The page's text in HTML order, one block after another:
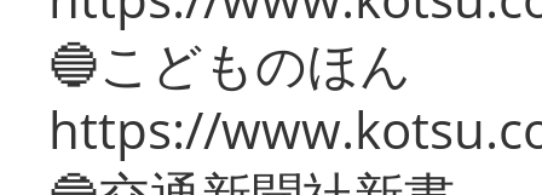
🔵こどものほん
https://